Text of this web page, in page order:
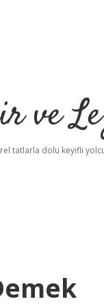
ve
tatlarla dolu keyifli